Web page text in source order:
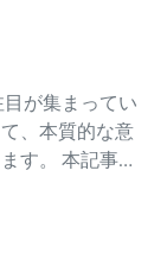
が集まってい
、本質的な意
す。 本記事で